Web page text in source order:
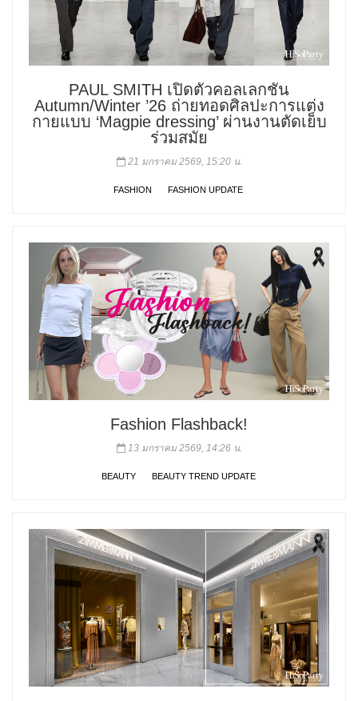
PAUL SMITH เปิดตัวคอลเลกชัน
Autumn/Winter ’26 ถ่ายทอดศิลปะการแต่ง
กายแบบ ‘Magpie dressing’ ผ่านงานตัดเย็บ
ร่วมสมัย
21 มกราคม 2569, 15:20 น.
FASHION FASHION UPDATE
Fashion Flashback!
13 มกราคม 2569, 14:26 น.
BEAUTY BEAUTY TREND UPDATE